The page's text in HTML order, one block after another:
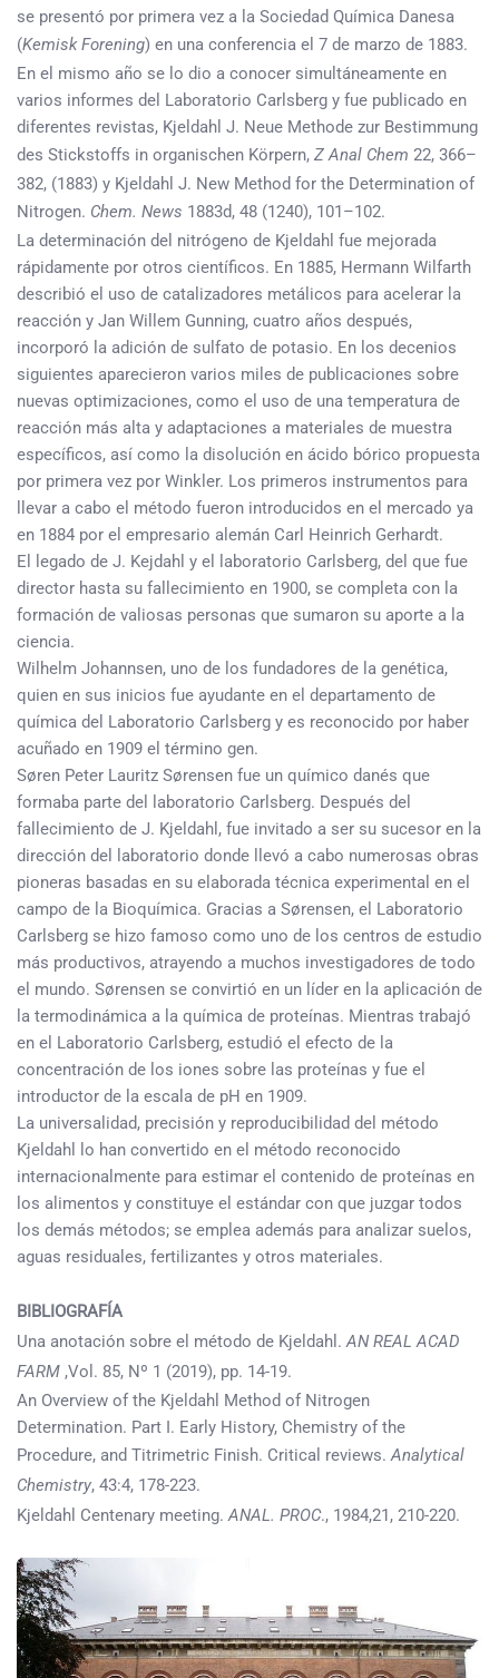
se presentó por primera vez a la Sociedad Química Danesa
(Kemisk Forening) en una conferencia el 7 de marzo de 1883.
En el mismo año se lo dio a conocer simultáneamente en
varios informes del Laboratorio Carlsberg y fue publicado en
diferentes revistas, Kjeldahl J. Neue Methode zur Bestimmung
des Stickstoffs in organischen Körpern, Z Anal Chem 22, 366–
382, (1883) y Kjeldahl J. New Method for the Determination of
Nitrogen. Chem. News 1883d, 48 (1240), 101–102.
La determinación del nitrógeno de Kjeldahl fue mejorada
rápidamente por otros científicos. En 1885, Hermann Wilfarth
describió el uso de catalizadores metálicos para acelerar la
reacción y Jan Willem Gunning, cuatro años después,
incorporó la adición de sulfato de potasio. En los decenios
siguientes aparecieron varios miles de publicaciones sobre
nuevas optimizaciones, como el uso de una temperatura de
reacción más alta y adaptaciones a materiales de muestra
específicos, así como la disolución en ácido bórico propuesta
por primera vez por Winkler. Los primeros instrumentos para
llevar a cabo el método fueron introducidos en el mercado ya
en 1884 por el empresario alemán Carl Heinrich Gerhardt.
El legado de J. Kejdahl y el laboratorio Carlsberg, del que fue
director hasta su fallecimiento en 1900, se completa con la
formación de valiosas personas que sumaron su aporte a la
ciencia.
Wilhelm Johannsen, uno de los fundadores de la genética,
quien en sus inicios fue ayudante en el departamento de
química del Laboratorio Carlsberg y es reconocido por haber
acuñado en 1909 el término gen.
Søren Peter Lauritz Sørensen fue un químico danés que
formaba parte del laboratorio Carlsberg. Después del
fallecimiento de J. Kjeldahl, fue invitado a ser su sucesor en la
dirección del laboratorio donde llevó a cabo numerosas obras
pioneras basadas en su elaborada técnica experimental en el
campo de la Bioquímica. Gracias a Sørensen, el Laboratorio
Carlsberg se hizo famoso como uno de los centros de estudio
más productivos, atrayendo a muchos investigadores de todo
el mundo. Sørensen se convirtió en un líder en la aplicación de
la termodinámica a la química de proteínas. Mientras trabajó
en el Laboratorio Carlsberg, estudió el efecto de la
concentración de los iones sobre las proteínas y fue el
introductor de la escala de pH en 1909.
La universalidad, precisión y reproducibilidad del método
Kjeldahl lo han convertido en el método reconocido
internacionalmente para estimar el contenido de proteínas en
los alimentos y constituye el estándar con que juzgar todos
los demás métodos; se emplea además para analizar suelos,
aguas residuales, fertilizantes y otros materiales.
BIBLIOGRAFÍA
Una anotación sobre el método de Kjeldahl.AN REAL ACAD
FARM ,Vol. 85, Nº 1 (2019), pp. 14-19.
An Overview of the Kjeldahl Method of Nitrogen
Determination. Part I. Early History, Chemistry of the
Procedure, and Titrimetric Finish. Critical reviews.Analytical
Chemistry, 43:4, 178-223.
Kjeldahl Centenary meeting.ANAL. PROC., 1984,21, 210-220.